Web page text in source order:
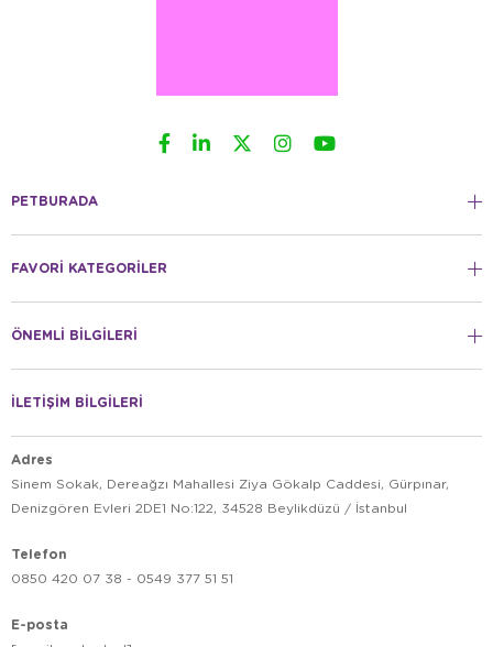
PETBURADA
FAVORİ KATEGORİLER
ÖNEMLİ BİLGİLERİ
İLETİŞİM BİLGİLERİ
Adres
Sinem Sokak, Dereağzı Mahallesi Ziya Gökalp Caddesi, Gürpınar,
Denizgören Evleri 2DE1 No:122, 34528 Beylikdüzü / İstanbul
Telefon
0850 420 07 38 - 0549 377 51 51
E-posta